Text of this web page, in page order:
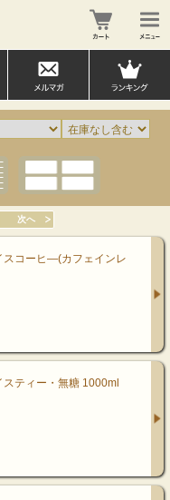
次へ
スコーヒ―(カフェインレ
ティー・無糖 1000ml